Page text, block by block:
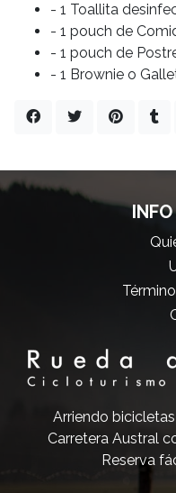
- 1 Toallita
- 1 pouch de
- 1 pouch de
- 1 Brownie o
Arriendo
Carretera Austral
Reserva